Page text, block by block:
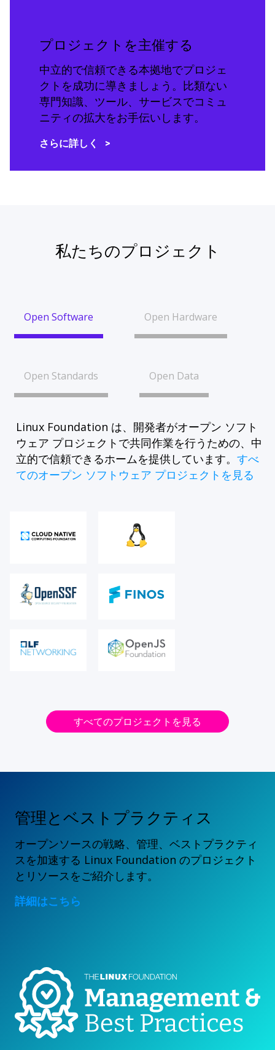
プロジェクトを主催する
中立的で信頼できる本拠地でプロジェ
クトを成功に導きましょう。比類ない
専門知識、ツール、サービスでコミュ
ニティの拡大をお手伝いします。
さらに詳しく
私たちのプロジェクト
Open Software Open Hardware
Open Standards Open Data
Linux Foundation は、開発者がオープン ソフト
ウェア プロジェクトで共同作業を行うための、中
立的で信頼できるホームを提供しています。 すべ
てのオープン ソフトウェア プロジェクトを見る
すべてのプロジェクトを見る
管理とベストプラクティス
オープンソースの戦略、管理、ベストプラクティ
スを加速する Linux Foundation のプロジェクト
とリソースをご紹介します。
詳細はこちら